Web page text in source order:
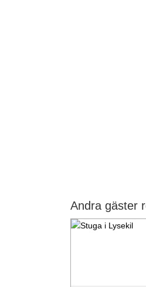
Andra gäster